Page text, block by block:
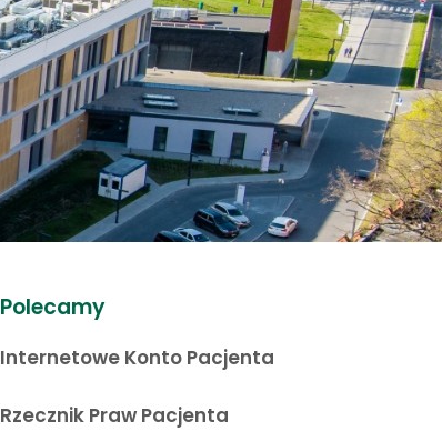
Polecamy
Internetowe Konto Pacjenta
Rzecznik Praw Pacjenta